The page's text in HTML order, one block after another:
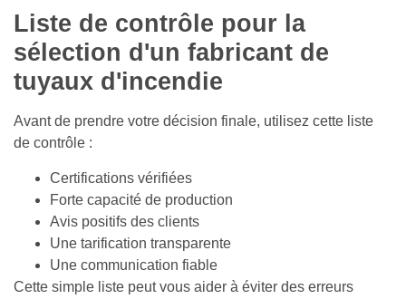
Liste de contrôle pour la
sélection d'un fabricant de
tuyaux d'incendie
Avant de prendre votre décision finale, utilisez cette liste
de contrôle :
Certifications vérifiées
Forte capacité de production
Avis positifs des clients
Une tarification transparente
Une communication fiable
Cette simple liste peut vous aider à éviter des erreurs